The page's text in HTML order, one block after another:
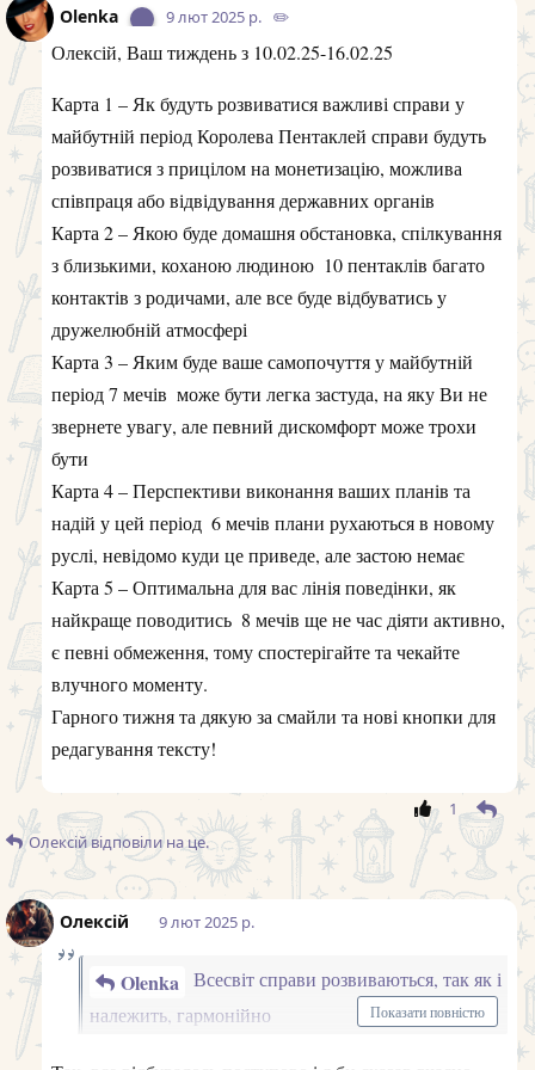
або якась кволість буде, або можливо похмілля,
чогось така думка прийшла
Похмілля не було, може це погода на мене вплинула,
на вулиці холодно і якось нічого не хочеться
Olenka 10 мечів в цій колоді, ця карта
м"якенька, будете міркувати, як краще авершити
певні проети
Показати повністю
Якихось сутевих зрушень у справах не було.
Olenka 8 мечів на цьому тижні краще
притримати коней, та не робити швидких рухів,
обмеження араз на краще, не кваптись
Показати повністю
Так і було Дякую за розклад
Ваш розклад на тиждень
Карта 1 – Як будуть розвиватися важливі справи у
майбутній період
Королева кубків
Тиждень, скоріше за все буде
приємним, сповненим позитивних емоцій та можливо
творчими ідеями
Карта 2 – Якою буде домашня обстановка, спілкування
з близькими, коханою людиною
4 мечів
Ви зможете відпочити та відновити
сили. Все має бути спокійно та врівноважено